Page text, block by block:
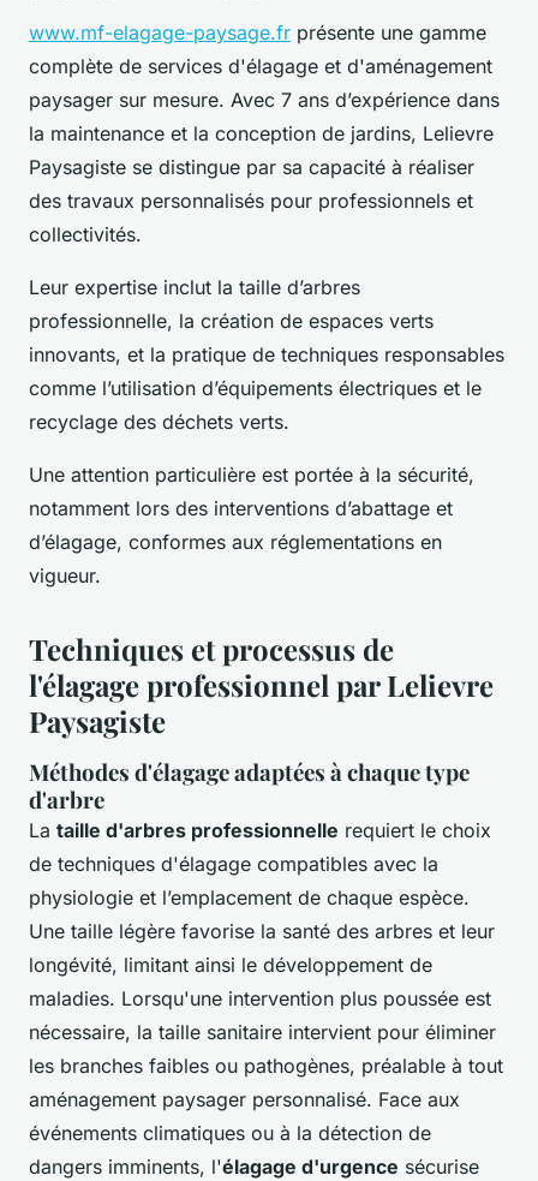
www.mf-elagage-paysage.fr présente une gamme
complète de services d'élagage et d'aménagement
paysager sur mesure. Avec 7 ans d’expérience dans
la maintenance et la conception de jardins, Lelievre
Paysagiste se distingue par sa capacité à réaliser
des travaux personnalisés pour professionnels et
collectivités.
Leur expertise inclut la taille d’arbres
professionnelle, la création de espaces verts
innovants, et la pratique de techniques responsables
comme l’utilisation d’équipements électriques et le
recyclage des déchets verts.
Une attention particulière est portée à la sécurité,
notamment lors des interventions d’abattage et
d’élagage, conformes aux réglementations en
vigueur.
Techniques et processus de
l'élagage professionnel par Lelievre
Paysagiste
Méthodes d'élagage adaptées à chaque type
d'arbre
La taille d'arbres professionnelle requiert le choix
de techniques d'élagage compatibles avec la
physiologie et l’emplacement de chaque espèce.
Une taille légère favorise la santé des arbres et leur
longévité, limitant ainsi le développement de
maladies. Lorsqu'une intervention plus poussée est
nécessaire, la taille sanitaire intervient pour éliminer
les branches faibles ou pathogènes, préalable à tout
aménagement paysager personnalisé. Face aux
événements climatiques ou à la détection de
dangers imminents, l'élagage d'urgence sécurise